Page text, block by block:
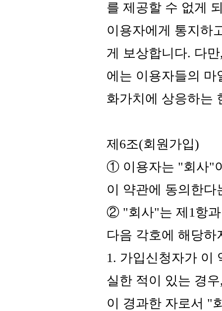
를 제공할 수 없게
이용자에게 통지하
게 보상합니다. 다
에는 이용자들의
화가치에 상응하는
제6조(회원가입)
① 이용자는 "회사"
이 약관에 동의한
② "회사"는 제1항과
다음 각호에 해당
1. 가입신청자가 이
실한 적이 있는 경
이 경과한 자로서 "